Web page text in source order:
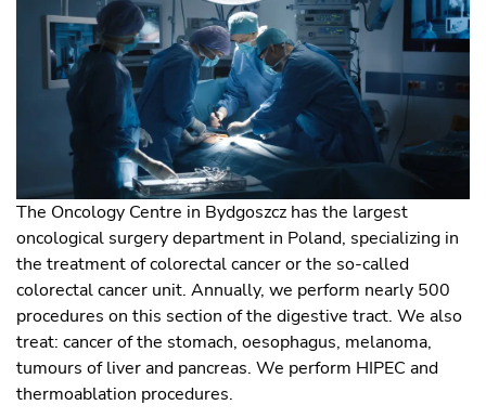
The Oncology Centre in Bydgoszcz has the largest
oncological surgery department in Poland, specializing in
the treatment of colorectal cancer or the so-called
colorectal cancer unit. Annually, we perform nearly 500
procedures on this section of the digestive tract. We also
treat: cancer of the stomach, oesophagus, melanoma,
tumours of liver and pancreas. We perform HIPEC and
thermoablation procedures.